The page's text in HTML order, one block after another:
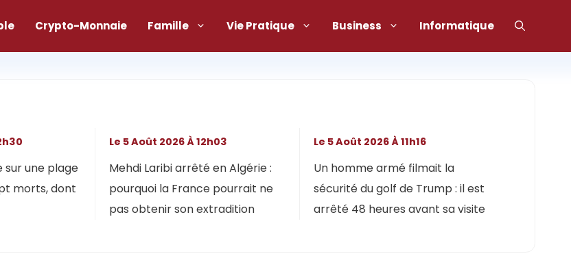
Crypto-Monnaie Famille Vie Pratique Business Informatique
sur une plage
morts, dont
Mehdi Laribi arrêté en Algérie :
pourquoi la France pourrait ne
pas obtenir son extradition
Le 5 Août 2026 À 12h03
Un homme armé filmait la
sécurité du golf de Trump : il est
arrêté 48 heures avant sa visite
Le 5 Août 2026 À 11h16